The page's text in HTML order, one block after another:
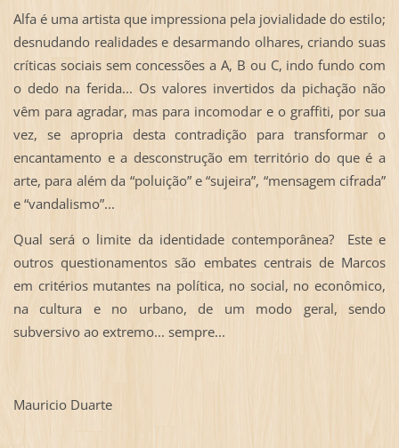
Alfa é uma artista que impressiona pela jovialidade do estilo;
desnudando realidades e desarmando olhares, criando suas
críticas sociais sem concessões a A, B ou C, indo fundo com
o dedo na ferida... Os valores invertidos da pichação não
vêm para agradar, mas para incomodar e o graffiti, por sua
vez, se apropria desta contradição para transformar o
encantamento e a desconstrução em território do que é a
arte, para além da “poluição” e “sujeira”, “mensagem cifrada”
e “vandalismo”...
Qual será o limite da identidade contemporânea? Este e
outros questionamentos são embates centrais de Marcos
em critérios mutantes na política, no social, no econômico,
na cultura e no urbano, de um modo geral, sendo
subversivo ao extremo... sempre...
Mauricio Duarte